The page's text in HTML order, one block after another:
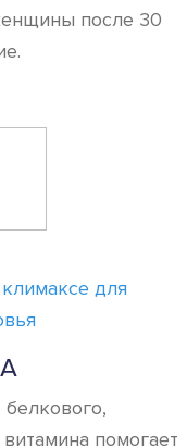
после 30
для
белкового,
помогает